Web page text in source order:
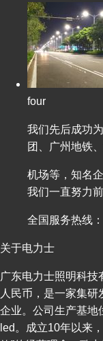
four
我们先后成功
团、广州地铁
机场等，知名
我们一直努力前
全国服务热线：
关于电力士
广东电力士照明科
人民币，是一家集
企业。公司生产基地
led。成立10年以来